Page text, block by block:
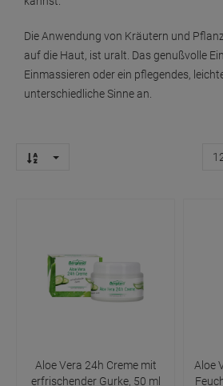
Die Anwendung von Kräutern und
auf die Haut, ist uralt. Das genußvolle
Einmassieren oder ein pflegendes,
unterschiedliche Sinne an.
Aloe Vera 24h Creme mit
erfrischender Gurke, 50 ml
Aloe